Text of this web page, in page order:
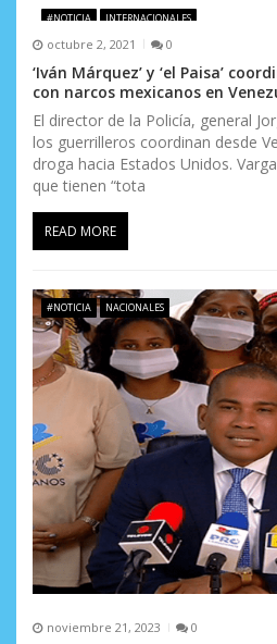
n
d
e
e
n
t
r
a
d
a
s
#NOTICIA INTERNACIONALES
octubre 2, 2021 0
‘Iván Márquez’ y ‘el Paisa’
con narcos mexicanos en
El director de la Policía, general
los guerrilleros coordinan desde
droga hacia Estados Unidos.
que tienen “tota
READ MORE
#NOTICIA NACIONALES
noviembre 21, 2023 0